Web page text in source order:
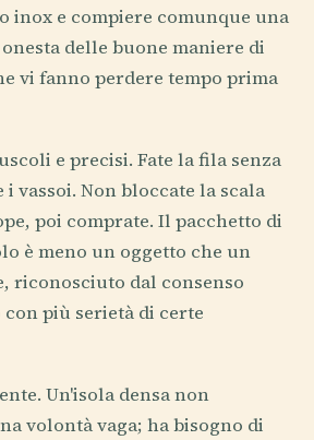
inox e compiere comunque una
delle buone maniere di
vi fanno perdere tempo prima
e precisi. Fate la fila senza
vassoi. Non bloccate la scala
poi comprate. Il pacchetto di
è meno un oggetto che un
riconosciuto dal consenso
più serietà di certe
Un'isola densa non
volontà vaga; ha bisogno di